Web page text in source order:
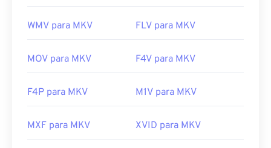
WMV para MKV FLV para MKV
MOV para MKV F4V para MKV
F4P para MKV M1V para MKV
MXF para MKV XVID para MKV